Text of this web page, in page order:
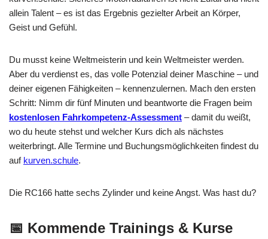
allein Talent – es ist das Ergebnis gezielter Arbeit an Körper,
Geist und Gefühl.
Du musst keine Weltmeisterin und kein Weltmeister werden.
Aber du verdienst es, das volle Potenzial deiner Maschine – und
deiner eigenen Fähigkeiten – kennenzulernen. Mach den ersten
Schritt: Nimm dir fünf Minuten und beantworte die Fragen beim
kostenlosen Fahrkompetenz-Assessment – damit du weißt,
wo du heute stehst und welcher Kurs dich als nächstes
weiterbringt. Alle Termine und Buchungsmöglichkeiten findest du
auf kurven.schule.
Die RC166 hatte sechs Zylinder und keine Angst. Was hast du?
📅 Kommende Trainings & Kurse